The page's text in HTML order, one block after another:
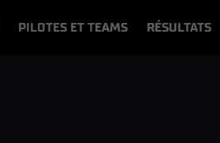
PILOTES ET TEAMS RÉSULTATS